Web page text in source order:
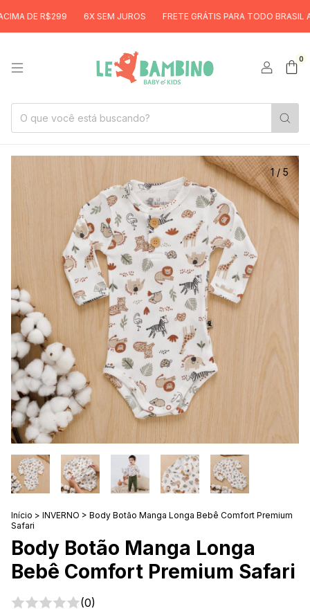
R$299 6X SEM JUROS FRETE GRÁTIS PARA TODO BRASIL ACIMA
0
1/5
Início > INVERNO > Body Botão Manga Longa Bebê Comfort Premium
Safari
Body Botão Manga Longa
Bebê Comfort Premium Safari
(0)